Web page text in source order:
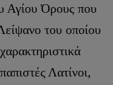
Αγίου Όρους που
του οποίου
Λατίνοι,